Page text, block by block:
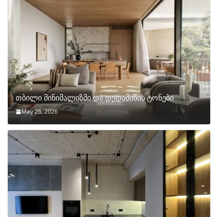
თბილი მინიმალიზმი და დედამიწის ტონები
May 26, 2026